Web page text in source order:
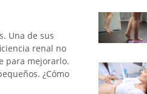
Una de sus
renal no
para mejorarlo.
¿Cómo